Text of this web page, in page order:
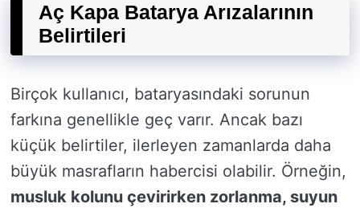
Aç Kapa Batarya Arızalarının
Belirtileri
Birçok kullanıcı, bataryasındaki sorunun
farkına genellikle geç varır. Ancak bazı
küçük belirtiler, ilerleyen zamanlarda daha
büyük masrafların habercisi olabilir. Örneğin,
musluk kolunu çevirirken zorlanma, suyun